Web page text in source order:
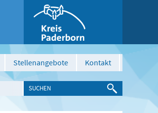
Stellenangebote Kontakt